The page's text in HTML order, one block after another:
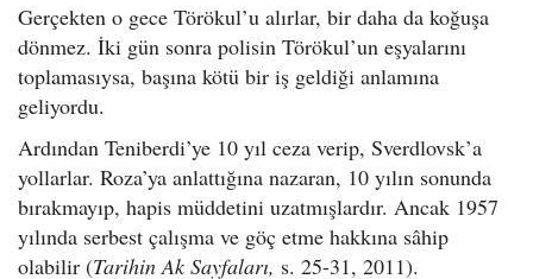
Gerçekten o gece Törökul’u alırlar, bir daha da koğuşa
dönmez. İki gün sonra polisin Törökul’un eşyalarını
toplamasıysa, başına kötü bir iş geldiği anlamına
geliyordu.
Ardından Teniberdi’ye 10 yıl ceza verip, Sverdlovsk’a
yollarlar. Roza’ya anlattığına nazaran, 10 yılın sonunda
bırakmayıp, hapis müddetini uzatmışlardır. Ancak 1957
yılında serbest çalışma ve göç etme hakkına sâhip
olabilir (Tarihin Ak Sayfaları, s. 25-31, 2011).